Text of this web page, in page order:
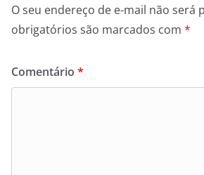
O seu endereço de e-mail não será
obrigatórios são marcados com *
Comentário *